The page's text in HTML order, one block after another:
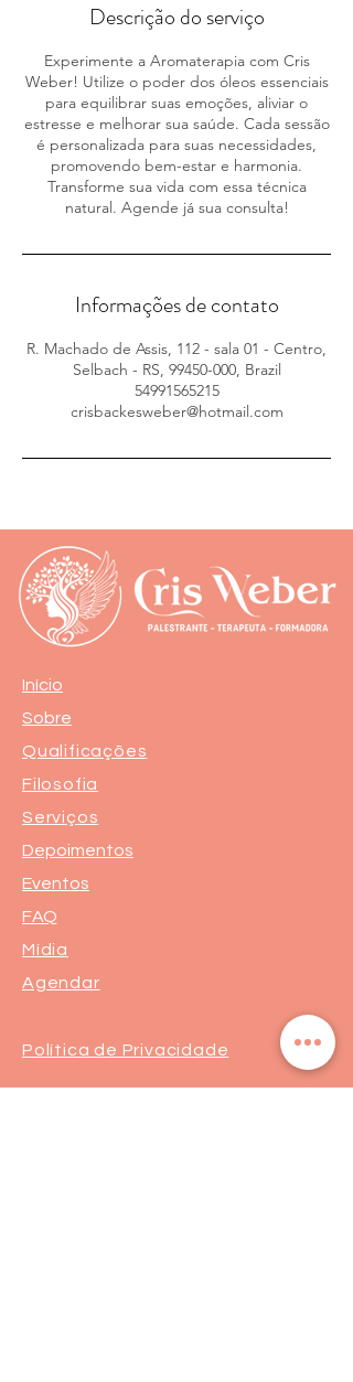
Descrição do serviço
Experimente a Aromaterapia com Cris
Weber! Utilize o poder dos óleos essenciais
para equilibrar suas emoções, aliviar o
estresse e melhorar sua saúde. Cada sessão
é personalizada para suas necessidades,
promovendo bem-estar e harmonia.
Transforme sua vida com essa técnica
natural. Agende já sua consulta!
Informações de contato
R. Machado de Assis, 112 - sala 01 - Centro,
Selbach - RS, 99450-000, Brazil
54991565215
crisbackesweber@hotmail.com
Início
Sobre
Qualificações
Filosofia
Serviços
Depoimentos
Eventos
FAQ
Mídia
Agendar
Política de Privacidade